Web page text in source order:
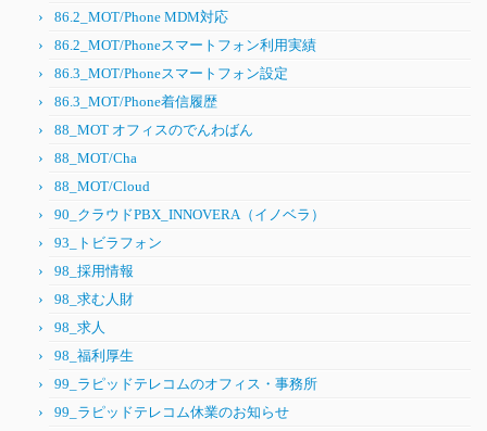
86.2_MOT/Phone MDM対応
86.2_MOT/Phoneスマートフォン利用実績
86.3_MOT/Phoneスマートフォン設定
86.3_MOT/Phone着信履歴
88_MOT オフィスのでんわばん
88_MOT/Cha
88_MOT/Cloud
90_クラウドPBX_INNOVERA（イノベラ）
93_トビラフォン
98_採用情報
98_求む人財
98_求人
98_福利厚生
99_ラピッドテレコムのオフィス・事務所
99_ラピッドテレコム休業のお知らせ